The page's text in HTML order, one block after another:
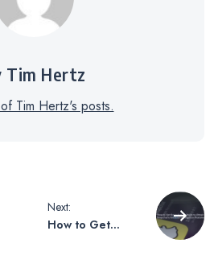
Tim Hertz
Tim Hertz's posts.
Next:
How to Get